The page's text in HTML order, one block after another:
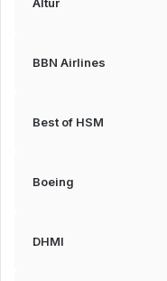
BBN Airlines
Best of HSM
Boeing
DHMI